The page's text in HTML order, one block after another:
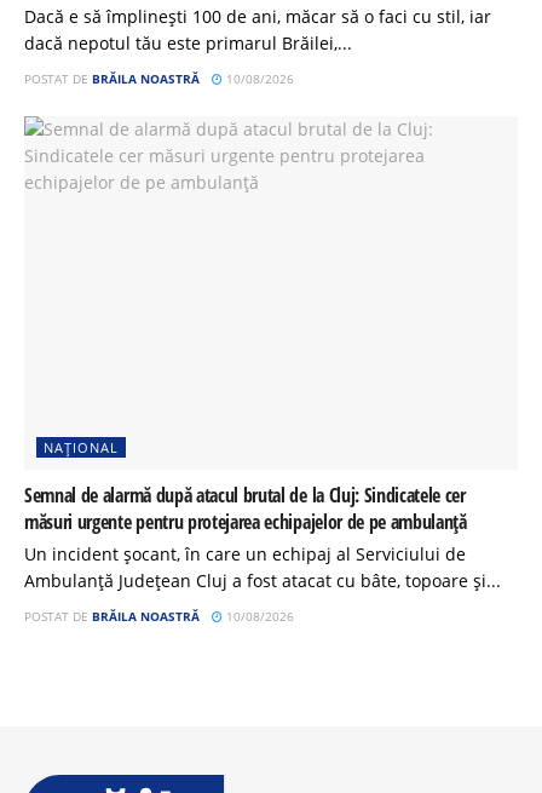
Dacă e să împlinești 100 de ani, măcar să o faci cu stil, iar
dacă nepotul tău este primarul Brăilei,...
POSTAT DE BRĂILA NOASTRĂ 10/08/2026
NAȚIONAL
Semnal de alarmă după atacul brutal de la Cluj: Sindicatele cer
măsuri urgente pentru protejarea echipajelor de pe ambulanță
Un incident șocant, în care un echipaj al Serviciului de
Ambulanță Județean Cluj a fost atacat cu bâte, topoare și...
POSTAT DE BRĂILA NOASTRĂ 10/08/2026